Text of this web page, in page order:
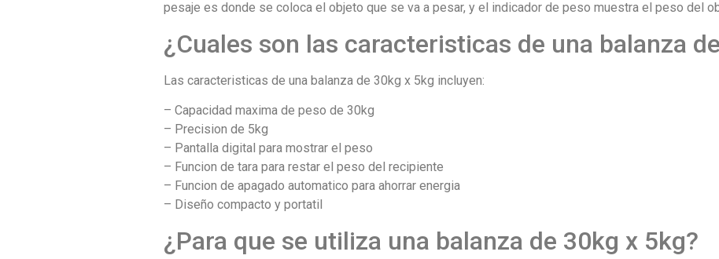
pesaje es donde se coloca el objeto que se va a pesar, y el indicador de peso muestra el peso del
¿Cuales son las caracteristicas de una balanza
Las caracteristicas de una balanza de 30kg x 5kg incluyen:
– Capacidad maxima de peso de 30kg
– Precision de 5kg
– Pantalla digital para mostrar el peso
– Funcion de tara para restar el peso del recipiente
– Funcion de apagado automatico para ahorrar energia
– Diseño compacto y portatil
¿Para que se utiliza una balanza de 30kg x 5kg?